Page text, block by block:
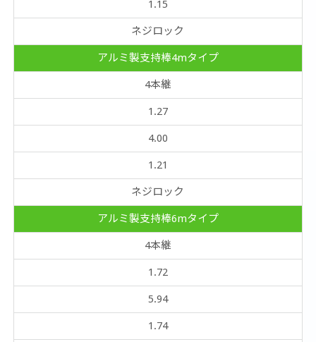
1.15
ネジロック
アルミ製支持棒4mタイプ
4本継
1.27
4.00
1.21
ネジロック
アルミ製支持棒6mタイプ
4本継
1.72
5.94
1.74